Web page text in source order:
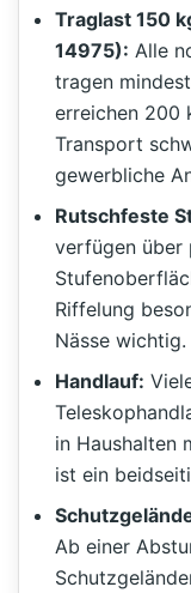
Traglast 150
14975): Alle
tragen
erreichen 200
Transport
gewerbliche
Rutschfeste
verfügen
Riffelung
Nässe wichtig.
Handlauf:
in Haushalten
ist ein
Ab einer